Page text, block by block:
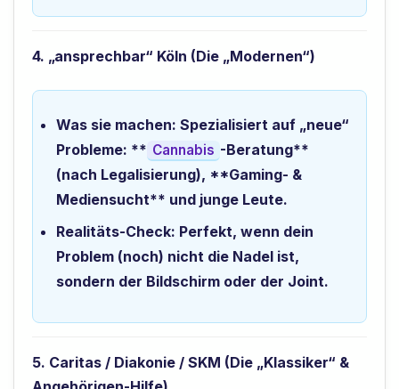
4. „ansprechbar“ Köln (Die „Modernen“)
Was sie machen: Spezialisiert auf „neue“
Probleme: ** Cannabis -Beratung**
(nach Legalisierung), **Gaming- &
Mediensucht** und junge Leute.
Realitäts-Check: Perfekt, wenn dein
Problem (noch) nicht die Nadel ist,
sondern der Bildschirm oder der Joint.
5. Caritas / Diakonie / SKM (Die „Klassiker“ &